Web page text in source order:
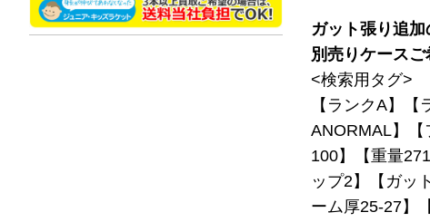
ガット張り追
別売りケース
<検索用タグ>
【ランクA】【
ANORMAL】【
100】【重量
ップ2】【ガッ
ーム厚25-27】